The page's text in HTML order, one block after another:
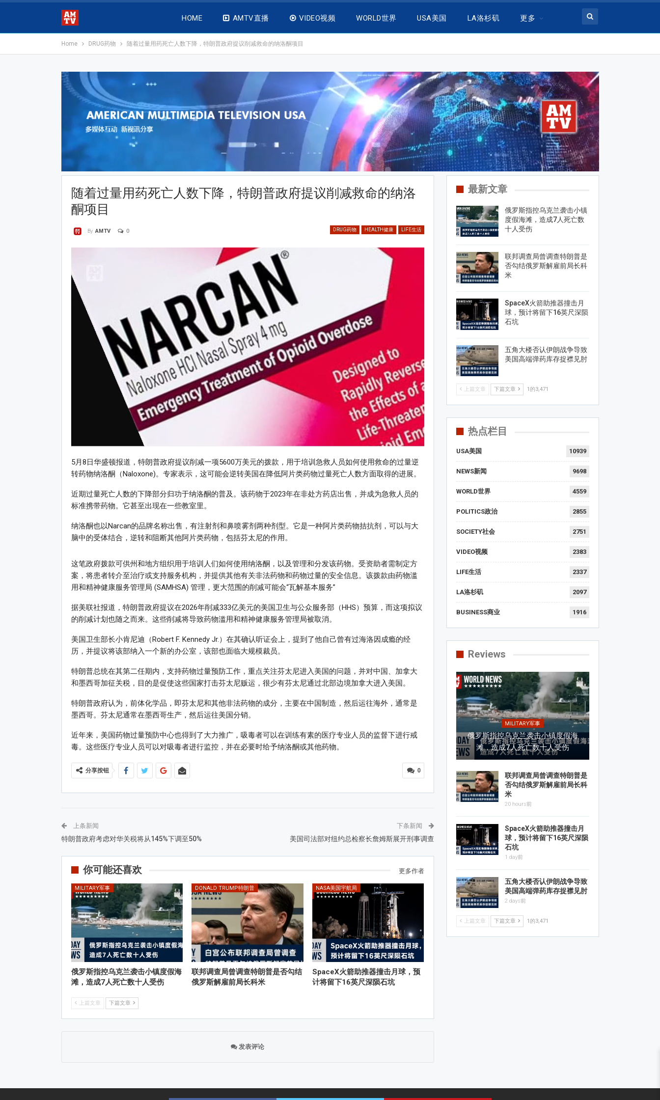
HOME AMTV直播 VIDEO视频 WORLD世界 USA美国 LA洛杉矶 更多
Home DRUG药物 随着过量用药死亡人数下降，特朗普政府提议削减救命的纳洛酮项目
随着过量用药死亡人数下降，特朗普政府提议削减救命的纳洛
酮项目
DRUG药物 HEALTH健康 LIFE生活
By AMTV 0
5月8日华盛顿报道，特朗普政府提议削减一项5600万美元的拨款，用于培训急救人员如何使用救命的过量逆
转药物纳洛酮（Naloxone)。专家表示，这可能会逆转美国在降低阿片类药物过量死亡人数方面取得的进展。
近期过量死亡人数的下降部分归功于纳洛酮的普及。该药物于2023年在非处方药店出售，并成为急救人员的
标准携带药物。它甚至出现在一些教室里。
纳洛酮也以Narcan的品牌名称出售，有注射剂和鼻喷雾剂两种剂型。它是一种阿片类药物拮抗剂，可以与大
脑中的受体结合，逆转和阻断其他阿片类药物，包括芬太尼的作用。
这笔政府拨款可供州和地方组织用于培训人们如何使用纳洛酮，以及管理和分发该药物。受资助者需制定方
案，将患者转介至治疗或支持服务机构，并提供其他有关非法药物和药物过量的安全信息。该拨款由药物滥
用和精神健康服务管理局 (SAMHSA) 管理，更大范围的削减可能会“瓦解基本服务”
据美联社报道，特朗普政府提议在2026年削减333亿美元的美国卫生与公众服务部（HHS）预算，而这项拟议
的削减计划也随之而来。这些削减将导致药物滥用和精神健康服务管理局被取消。
美国卫生部长小肯尼迪（Robert F. Kennedy Jr.）在其确认听证会上，提到了他自己曾有过海洛因成瘾的经
历，并提议将该部纳入一个新的办公室，该部也面临大规模裁员。
特朗普总统在其第二任期内，支持药物过量预防工作，重点关注芬太尼进入美国的问题，并对中国、加拿大
和墨西哥加征关税，目的是促使这些国家打击芬太尼贩运，很少有芬太尼通过北部边境加拿大进入美国。
特朗普政府认为，前体化学品，即芬太尼和其他非法药物的成分，主要在中国制造，然后运往海外，通常是
墨西哥。芬太尼通常在墨西哥生产，然后运往美国分销。
近年来，美国药物过量预防中心也得到了大力推广，吸毒者可以在训练有素的医疗专业人员的监督下进行戒
毒。这些医疗专业人员可以对吸毒者进行监控，并在必要时给予纳洛酮或其他药物。
0
分享按钮
上条新闻
特朗普政府考虑对华关税将从145%下调至50%
下条新闻
美国司法部对纽约总检察长詹姆斯展开刑事调查
你可能还喜欢 更多作者
MILITARY军事
俄罗斯指控乌克兰袭击小镇度假海
滩，造成7人死亡数十人受伤
DONALD TRUMP特朗普
联邦调查局曾调查特朗普是否勾结
俄罗斯解雇前局长科米
NASA美国宇航局
SpaceX火箭助推器撞击月球，预
计将留下16英尺深陨石坑
上篇文章 下篇文章
发表评论
最新文章
俄罗斯指控乌克兰袭击小镇
度假海滩，造成7人死亡数
十人受伤
联邦调查局曾调查特朗普是
否勾结俄罗斯解雇前局长科
米
SpaceX火箭助推器撞击月
球，预计将留下16英尺深陨
石坑
五角大楼否认伊朗战争导致
美国高端弹药库存捉襟见肘
上篇文章 下篇文章 1的3,471
热点栏目
USA美国 10939
NEWS新闻 9698
WORLD世界 4559
POLITICS政治 2855
SOCIETY社会 2751
VIDEO视频 2383
LIFE生活 2337
LA洛杉矶 2097
BUSINESS商业 1916
Reviews
MILITARY军事
俄罗斯指控乌克兰袭击小镇度假海
滩，造成7人死亡数十人受伤
联邦调查局曾调查特朗普是
否勾结俄罗斯解雇前局长科
米
20 hours前
SpaceX火箭助推器撞击月
球，预计将留下16英尺深陨
石坑
1 day前
五角大楼否认伊朗战争导致
美国高端弹药库存捉襟见肘
2 days前
上篇文章 下篇文章 1的3,471